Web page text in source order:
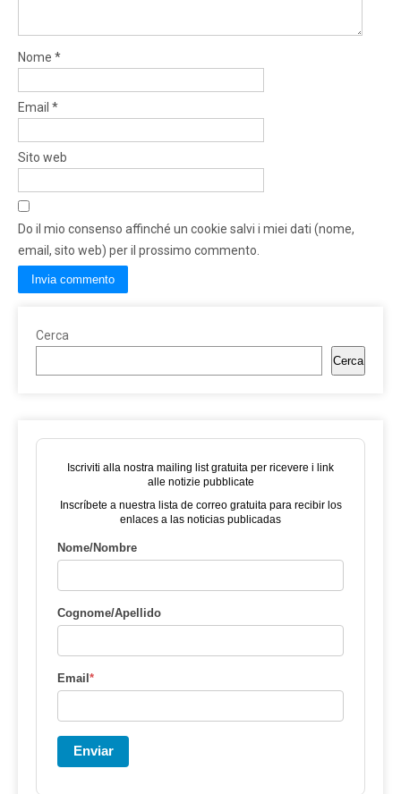
Nome *
Email *
Sito web
Do il mio consenso affinché un cookie salvi i miei dati (nome,
email, sito web) per il prossimo commento.
Cerca
Cerca
Iscriviti alla nostra mailing list gratuita per ricevere i link
alle notizie pubblicate
Inscríbete a nuestra lista de correo gratuita para recibir los
enlaces a las noticias publicadas
Nome/Nombre
Cognome/Apellido
Email*
Enviar